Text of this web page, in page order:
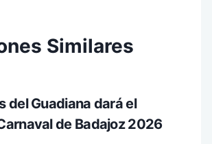
Similares
del Guadiana dará el
de Badajoz 2026